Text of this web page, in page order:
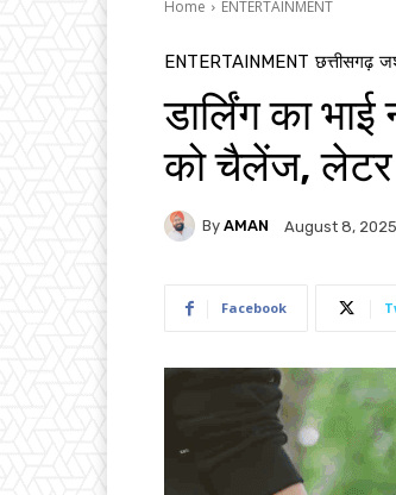
Home ENTERTAINMENT
ENTERTAINMENT छत्तीसगढ़
डार्लिंग का
को चैलेंज, लेटर
By AMAN August 8, 2025
Facebook